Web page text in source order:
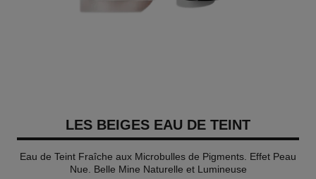
LES BEIGES EAU DE TEINT
Eau de Teint Fraîche aux Microbulles de Pigments. Effet Peau
Nue. Belle Mine Naturelle et Lumineuse